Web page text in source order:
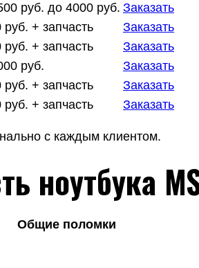
руб. до 4000 руб. Заказать
руб. + запчасть
Заказать
руб. + запчасть
Заказать
руб.
Заказать
руб. + запчасть
Заказать
руб. + запчасть Заказать
с каждым клиентом.
ноутбука
Общие поломки